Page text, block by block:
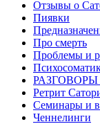
Отзывы о
Пиявки
Про смерть
Проблемы и
Ретрит
Семинары и
Ченнелинги